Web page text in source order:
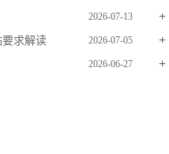
2026-07-13
要求解读 2026-07-05
2026-06-27